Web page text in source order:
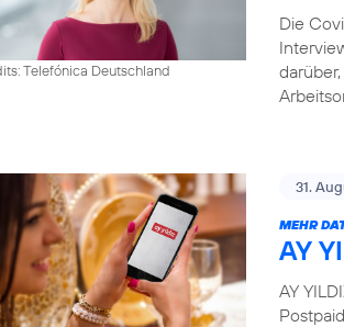
Telefónica Deutschland
Die
31.
MEHR
AY
AY